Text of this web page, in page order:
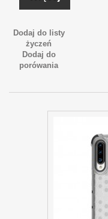
Dodaj do listy
życzeń
Dodaj do
porówania